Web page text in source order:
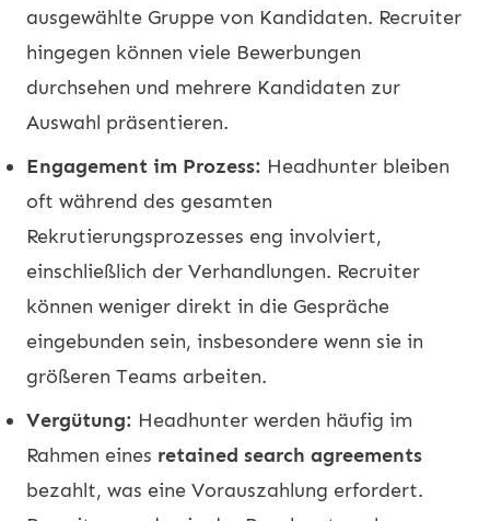
ausgewählte Gruppe von Kandidaten. Recruiter
hingegen können viele Bewerbungen
durchsehen und mehrere Kandidaten zur
Auswahl präsentieren.
Engagement im Prozess: Headhunter bleiben
oft während des gesamten
Rekrutierungsprozesses eng involviert,
einschließlich der Verhandlungen. Recruiter
können weniger direkt in die Gespräche
eingebunden sein, insbesondere wenn sie in
größeren Teams arbeiten.
Vergütung: Headhunter werden häufig im
Rahmen eines retained search agreements
bezahlt, was eine Vorauszahlung erfordert.